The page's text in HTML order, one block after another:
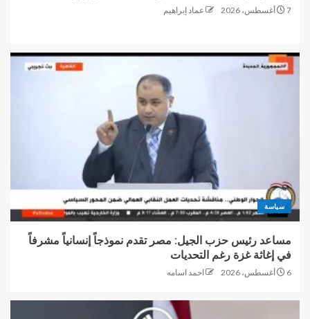
7 أغسطس، 2026 عماد إبراهيم
سياسة
مساعد رئيس حزب الجيل: مصر تقدم نموذجاً إنسانياً مشرفاً
في إغاثة غزة رغم التحديات
6 أغسطس، 2026 احمد اسامه